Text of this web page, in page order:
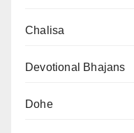
Chalisa
Devotional Bhajans
Dohe